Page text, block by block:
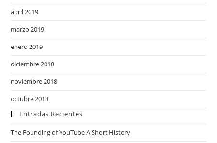
abril 2019
marzo 2019
enero 2019
diciembre 2018
noviembre 2018
octubre 2018
Entradas Recientes
The Founding of YouTube A Short History